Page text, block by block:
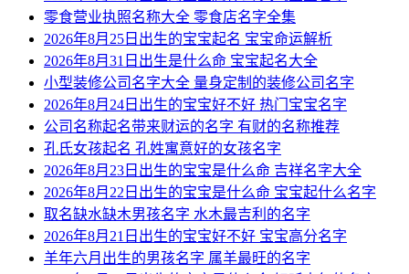
58、龚娴华、龚迪静、龚万滢、龚采盼
59、龚觅蓉、龚洛姝、龚茜新、龚姗俪
60、龚妍晓、龚蓓如、龚灵灵、龚蓓冉
61、龚依影、龚云雯、龚梓欣、龚影晓
62、龚龄芊、龚甯娜、龚洁珍、龚唯桂
63、龚甜蓓、龚馨语、龚嫣熙、龚夏笑
64、龚君甯、龚兮枫、龚嫣虹、龚馨怀
65、龚萌姿、龚兮恩、龚依彦、龚甜姗
零食营业执照名称大全 零食店名字全集
2026年8月25日出生的宝宝起名 宝宝命运解析
2026年8月31日出生是什么命 宝宝起名大全
小型装修公司名字大全 量身定制的装修公司名字
2026年8月24日出生的宝宝好不好 热门宝宝名字
公司名称起名带来财运的名字 有财的名称推荐
孔氏女孩起名 孔姓寓意好的女孩名字
2026年8月23日出生的宝宝是什么命 吉祥名字大全
2026年8月22日出生的宝宝是什么命 宝宝起什么名字
取名缺水缺木男孩名字 水木最吉利的名字
2026年8月21日出生的宝宝好不好 宝宝高分名字
羊年六月出生的男孩名字 属羊最旺的名字